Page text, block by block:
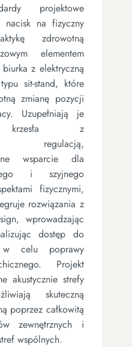
projektowe
nacisk na fizyczny
zdrowotną
elementem
z elektryczną
sit-stand, które
zmianę pozycji
Uzupełniają je
krzesła z
regulacją,
wsparcie dla
i szyjnego
fizycznymi,
rozwiązania z
wprowadzając
dostęp do
w celu poprawy
Projekt
akustycznie strefy
skuteczną
poprzez całkowitą
zewnętrznych i
wspólnych.